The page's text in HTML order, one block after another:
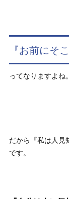
『お前にそ
ってなりますよね。
だから『私は人見
です。